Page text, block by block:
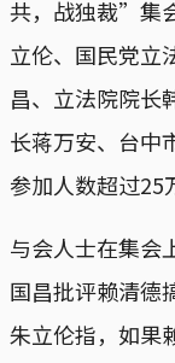
共，战独裁”集
立伦、国民党立
昌、立法院院长
长蒋万安、台中
参加人数超过25
与会人士在集会
国昌批评赖清德
朱立伦指，如果